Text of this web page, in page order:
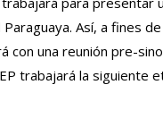
Así, a fines
con una reunión pre-
trabajará la